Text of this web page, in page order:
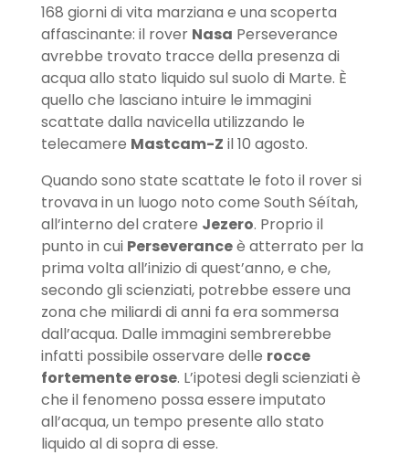
168 giorni di vita marziana e una scoperta
affascinante: il rover Nasa Perseverance
avrebbe trovato tracce della presenza di
acqua allo stato liquido sul suolo di Marte. È
quello che lasciano intuire le immagini
scattate dalla navicella utilizzando le
telecamere Mastcam-Z il 10 agosto.
Quando sono state scattate le foto il rover si
trovava in un luogo noto come South Séítah,
all’interno del cratere Jezero. Proprio il
punto in cui Perseveranceè atterrato per la
prima volta all’inizio di quest’anno, e che,
secondo gli scienziati, potrebbe essere una
zona che miliardi di anni fa era sommersa
dall’acqua. Dalle immagini sembrerebbe
infatti possibile osservare delle rocce
fortemente erose. L’ipotesi degli scienziati è
che il fenomeno possa essere imputato
all’acqua, un tempo presente allo stato
liquido al di sopra di esse.